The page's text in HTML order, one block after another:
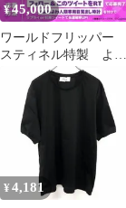
¥45,000
ワールドフリッパー
スティネル特製 よわ
よわ人類専用目覚まし
¥ 4,181